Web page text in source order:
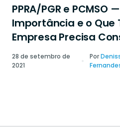
PPRA/PGR e PCMSO
Importância e o Que
Empresa Precisa
28 de setembro de
2021
Por